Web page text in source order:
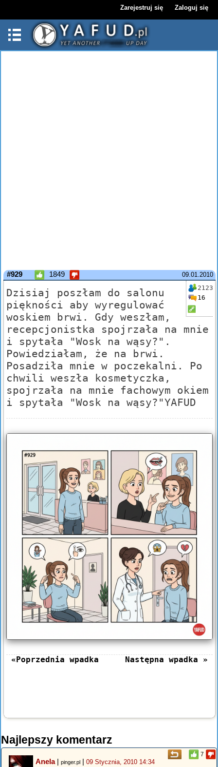
Zarejestruj się Zaloguj się
09.01.2010
#929 1849
2123
16
Dzisiaj poszłam do salonu
piękności aby wyregulować
woskiem brwi. Gdy weszłam,
recepcjonistka spojrzała na mnie
i spytała "Wosk na wąsy?".
Powiedziałam, że na brwi.
Posadziła mnie w poczekalni. Po
chwili weszła kosmetyczka,
spojrzała na mnie fachowym okiem
i spytała "Wosk na wąsy?"YAFUD
«Poprzednia wpadka Następna wpadka »
Najlepszy komentarz
7
Anela| pinger.pl | 09 Stycznia, 2010 14:34